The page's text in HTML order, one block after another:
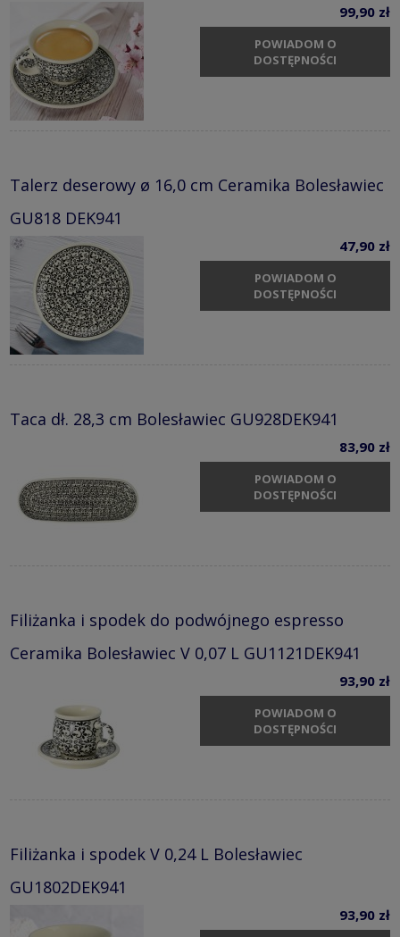
99,90 zł
POWIADOM O
DOSTĘPNOŚCI
Talerz deserowy ø 16,0 cm Ceramika Bolesławiec
GU818 DEK941
47,90 zł
POWIADOM O
DOSTĘPNOŚCI
Taca dł. 28,3 cm Bolesławiec GU928DEK941
83,90 zł
POWIADOM O
DOSTĘPNOŚCI
Filiżanka i spodek do podwójnego espresso
Ceramika Bolesławiec V 0,07 L GU1121DEK941
93,90 zł
POWIADOM O
DOSTĘPNOŚCI
Filiżanka i spodek V 0,24 L Bolesławiec
GU1802DEK941
93,90 zł